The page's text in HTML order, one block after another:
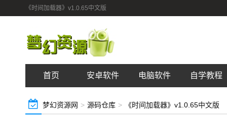
《时间加载器》v1.0.65中文版
首页 安卓软件 电脑软件 自学教程
梦幻资源网 > 源码仓库 > 《时间加载器》v1.0.65中文版